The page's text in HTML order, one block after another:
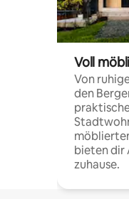
Voll
Von
den
bieten dir
zuhause.